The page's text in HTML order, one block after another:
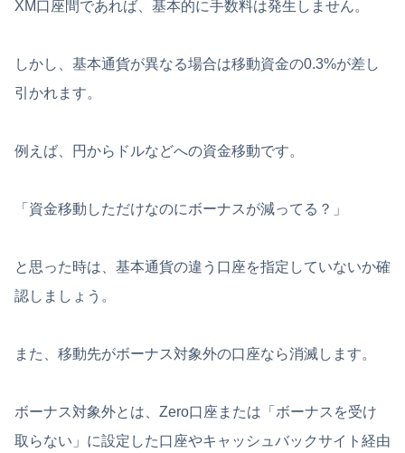
XM口座間であれば、基本的に手数料は発生しません。
しかし、基本通貨が異なる場合は移動資金の0.3%が差し
引かれます。
例えば、円からドルなどへの資金移動です。
「資金移動しただけなのにボーナスが減ってる？」
と思った時は、基本通貨の違う口座を指定していないか確
認しましょう。
また、移動先がボーナス対象外の口座なら消滅します。
ボーナス対象外とは、Zero口座または「ボーナスを受け
取らない」に設定した口座やキャッシュバックサイト経由